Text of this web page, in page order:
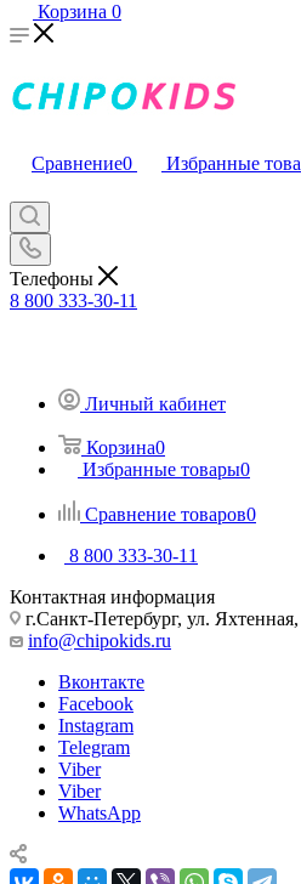
Корзина 0
Сравнение0 Избранные
Телефоны
8 800 333-30-11
Личный кабинет
Корзина0
Избранные товары0
Сравнение товаров0
8 800 333-30-11
Контактная информация
г.Санкт-Петербург, ул.
info@chipokids.ru
Вконтакте
Facebook
Instagram
Telegram
Viber
Viber
WhatsApp